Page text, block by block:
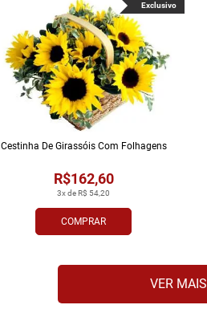
COMPRAR
3x de R$ 54,20
R$162,60
Cestinha De Girassóis Com Folhagens
Exclusivo
VER MAIS